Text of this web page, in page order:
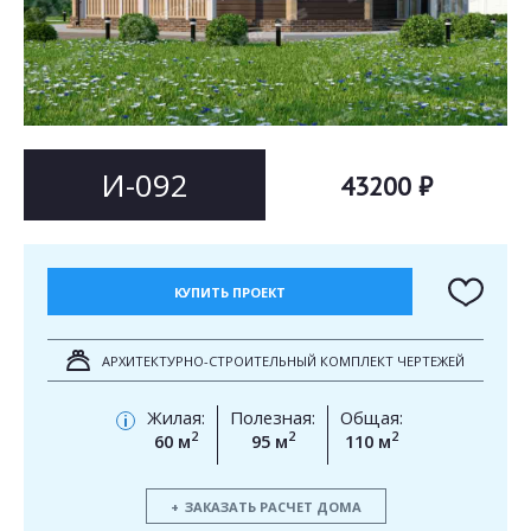
И-092 43200 ₽
КУПИТЬ ПРОЕКТ
АРХИТЕКТУРНО-СТРОИТЕЛЬНЫЙ КОМПЛЕКТ ЧЕРТЕЖЕЙ
i
Жилая:
60 м2
Полезная:
95 м2
Общая:
110 м2
ЗАКАЗАТЬ РАСЧЕТ ДОМА
Согласен на обработку персональных данных
ОТПРАВИТЬ
Согласен на обработку персональных данных
This site is protected by reCAPTCHA and the GooglePrivacy PolicyandTerms of Service
apply.